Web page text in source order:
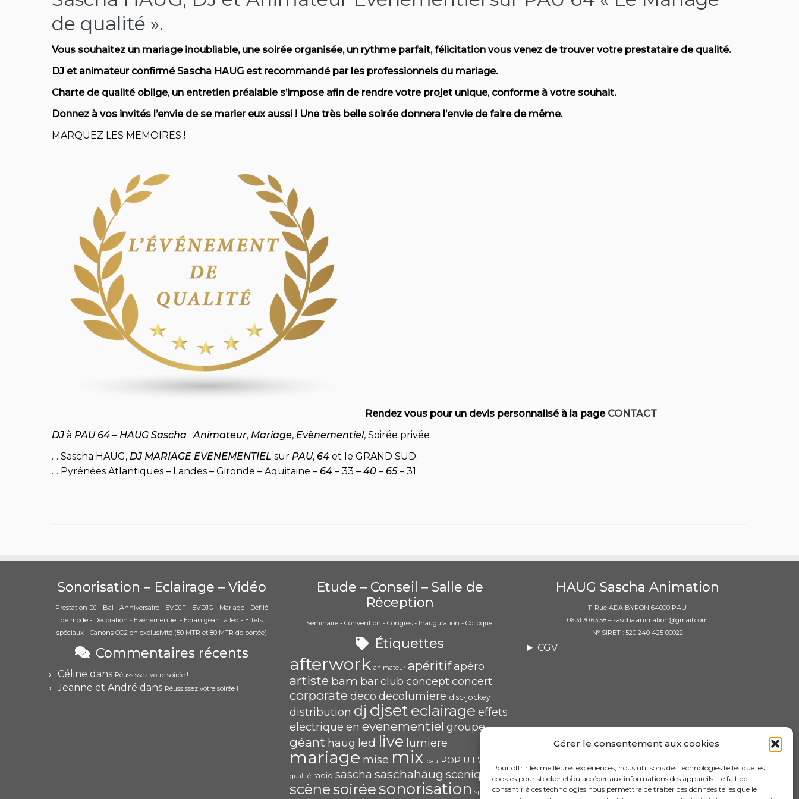
Gérer le consentement aux cookies
Pour offrir les meilleures expériences, nous utilisons des technologies telles que les
cookies pour stocker et/ou accéder aux informations des appareils. Le fait de
consentir à ces technologies nous permettra de traiter des données telles que le
de qualité ».
Vous souhaitez un mariage inoubliable, une soirée organisée, un rythme parfait, félicitation vous venez de trouver votre prestataire de qualité.
DJ et animateur confirmé Sascha HAUG est recommandé par les professionnels du mariage.
Charte de qualité oblige, un entretien préalable s’impose afin de rendre votre projet unique, conforme à votre souhait.
Donnez à vos invités l’envie de se marier eux aussi ! Une très belle soirée donnera l’envie de faire de même.
MARQUEZ LES MEMOIRES !
Rendez vous pour un devis personnalisé à la page CONTACT
DJ à PAU 64 – HAUG Sascha : Animateur, Mariage, Evènementiel, Soirée privée
… Sascha HAUG, DJ MARIAGE EVENEMENTIEL sur PAU, 64 et le GRAND SUD.
… Pyrénées Atlantiques – Landes – Gironde – Aquitaine – 64 – 33 – 40 – 65– 31.
Sonorisation – Eclairage – Vidéo
Prestation DJ - Bal - Anniversaire - EVDJF - EVDJG - Mariage - Défilé
de mode - Décoration - Evènementiel - Ecran géant à led - Effets
spéciaux - Canons CO2 en exclusivité (50 MTR et 80 MTR de portée)
Commentaires récents
Céline dans Réussissez votre soirée !
Jeanne et André dans Réussissez votre soirée !
Etude – Conseil – Salle de
Réception
Séminaire - Convention - Congrès - Inauguration - Colloque.
Étiquettes
afterwork animateur apéritifapéro
artiste bam barclub conceptconcert
corporate deco decolumiere disc-jockey
distribution dj djset eclairage effets
electrique en evenementiel groupe
géant haug led live lumiere
mariage mise mix pau POP U L'AIR
qualité radio sascha saschahaug scenique
scènesoiréesonorisation spécialiste
HAUG Sascha Animation
11 Rue ADA BYRON 64000 PAU
06.31.30.63.58 – sascha.animation@gmail.com
N° SIRET : 520 240 425 00022
CGV